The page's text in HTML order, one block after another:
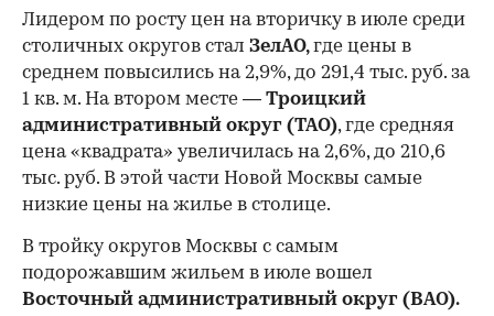
Лидером по росту цен на вторичку в июле среди
столичных округов стал ЗелАО,где цены в
среднем повысились на 2,9%, до 291,4 тыс. руб. за
1 кв. м. На втором месте — Троицкий
административный округ (ТАО), где средняя
цена «квадрата» увеличилась на 2,6%, до 210,6
тыс. руб. В этой части Новой Москвы самые
низкие цены на жилье в столице.
В тройку округов Москвы с самым
подорожавшим жильем в июле вошел
Восточный административный округ (ВАО).